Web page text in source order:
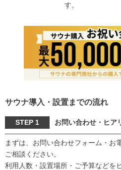
す。
サウナ導入・設置までの流れ
STEP 1 お問い合わせ・ヒア
まずは、お問い合わせフォーム・お
ご相談ください。
利用人数・設置場所・ご予算などを